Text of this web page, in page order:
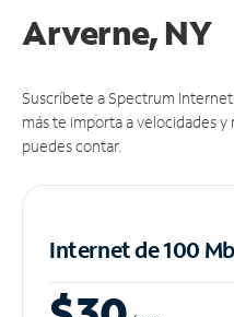
Arverne, NY
Suscríbete a Spectrum
más te importa a velocidades
puedes contar.
Internet de 100